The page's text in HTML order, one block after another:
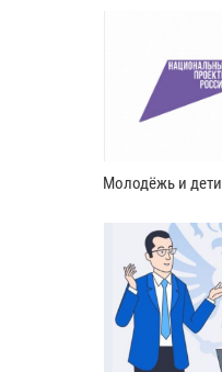
Молодёжь и дети